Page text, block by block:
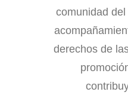
comunidad
derechos de